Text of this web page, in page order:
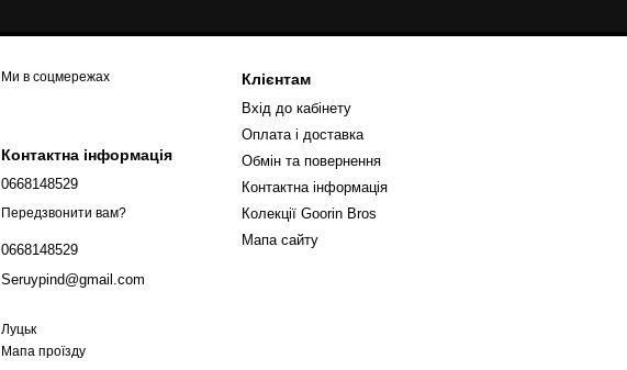
Ми в соцмережах
Контактна інформація
0668148529
Передзвонити вам?
0668148529
Seruypind@gmail.com
Луцьк
Мапа проїзду
Клієнтам
Вхід до кабінету
Оплата і доставка
Обмін та повернення
Контактна інформація
Колекції Goorin Bros
Мапа сайту